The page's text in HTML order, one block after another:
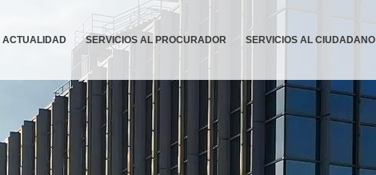
ACTUALIDAD SERVICIOS AL PROCURADOR SERVICIOS AL CIUDADANO